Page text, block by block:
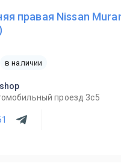
правая Nissan
в наличии
проезд 3с5